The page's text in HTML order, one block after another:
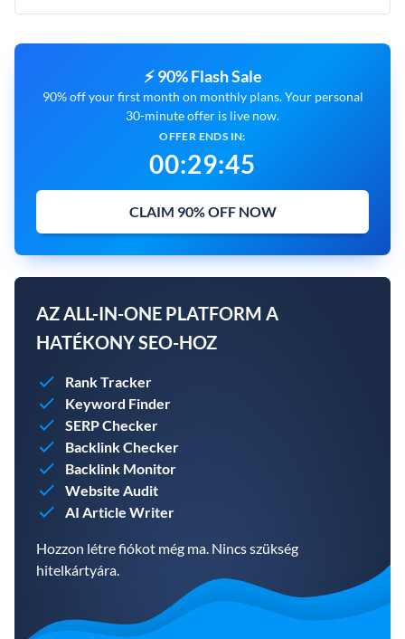
⚡ 90% Flash Sale
90% off your first month on monthly plans. Your personal
30-minute offer is live now.
OFFER ENDS IN:
00:29:44
CLAIM 90% OFF NOW
AZ ALL-IN-ONE PLATFORM A
HATÉKONY SEO-HOZ
Rank Tracker
Keyword Finder
SERP Checker
Backlink Checker
Backlink Monitor
Website Audit
AI Article Writer
Hozzon létre fiókot még ma. Nincs szükség
hitelkártyára.